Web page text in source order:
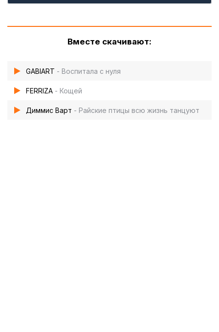
Вместе скачивают:
GABIART - Воспитала с нуля
FERRIZA - Кощей
Диммис Варт - Райские птицы всю жизнь танцуют